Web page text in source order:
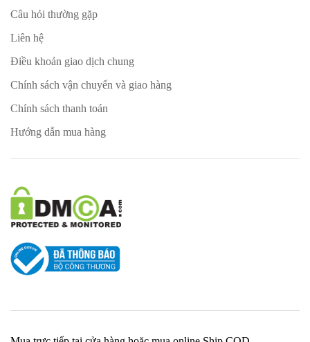
Câu hỏi thường gặp
Liên hệ
Điều khoản giao dịch chung
Chính sách vận chuyển và giao hàng
Chính sách thanh toán
Hướng dẫn mua hàng